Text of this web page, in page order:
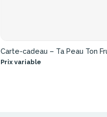
Carte-cadeau – Ta Peau Ton
Prix variable